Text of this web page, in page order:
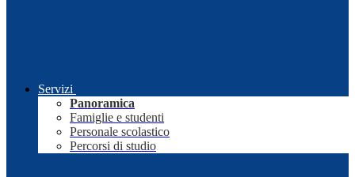
Servizi
Panoramica
Famiglie e studenti
Personale scolastico
Percorsi di studio